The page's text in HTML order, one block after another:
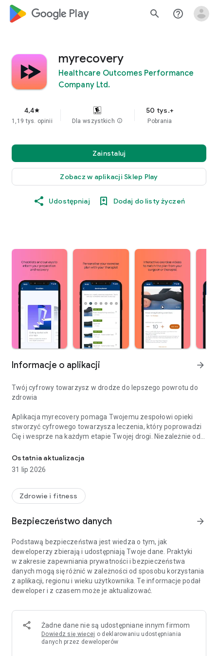
google_logo Play search help_outline
myrecovery
Healthcare Outcomes Performance
Company Ltd.
4,4star
1,19 tys. opinii Dla wszystkich info
50 tys.+
Pobrania
Zainstaluj
Zobacz w aplikacji Sklep Play
Udostępniaj Dodaj do listy życzeń
Informacje o aplikacji arrow_forward
Twój cyfrowy towarzysz w drodze do lepszego powrotu do
zdrowia
Aplikacja myrecovery pomaga Twojemu zespołowi opieki
stworzyć cyfrowego towarzysza leczenia, który poprowadzi
Cię i wesprze na każdym etapie Twojej drogi. Niezależnie od
po urazie, czy przechodzisz rehabilitację, myrecovery
pomaga Ci być na bieżąco, zmotywowanym i pewnym siebie
– na każdym kroku.
Dzięki myrecovery możesz:
spodziewać przed, w trakcie i po leczeniu
ćwiczeń i narzędzi do samoopieki dostosowanych do
Twojego planu opieki
* Łatwo ustalać i monitorować swoje cele w zakresie powrotu
do zdrowia w aplikacji
* Pozostawać w kontakcie z zespołem opieki, aby
otrzymywać aktualizacje, wskazówki i wsparcie
Rozpoczęcie jest proste. Możesz otrzymać wiadomość e-
mail lub SMS od swojego zespołu opieki z linkiem lub
unikalnym 6-cyfrowym kodem PIN, aby szybko się
zarejestrować. W niektórych przypadkach chirurg lub
Ostatnia aktualizacja
31 lip 2026
Zdrowie i fitness
Bezpieczeństwo danych arrow_forward
Podstawą bezpieczeństwa jest wiedza o tym, jak
deweloperzy zbierają i udostępniają Twoje dane. Praktyki
w zakresie zapewniania prywatności i bezpieczeństwa
danych mogą się różnić w zależności od sposobu korzystania
z aplikacji, regionu i wieku użytkownika. Te informacje podał
deweloper i z czasem może je aktualizować.
Żadne dane nie są udostępniane innym firmom
Dowiedz się więcej o deklarowaniu udostępniania
danych przez deweloperów